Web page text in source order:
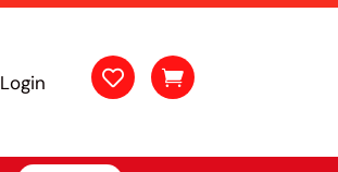
Login  